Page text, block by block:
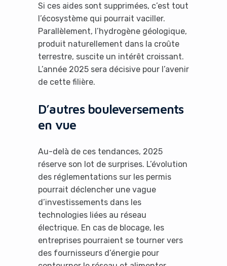
Si ces aides sont supprimées, c’est tout
l’écosystème qui pourrait vaciller.
Parallèlement, l’hydrogène géologique,
produit naturellement dans la croûte
terrestre, suscite un intérêt croissant.
L’année 2025 sera décisive pour l’avenir
de cette filière.
D’autres bouleversements
en vue
Au-delà de ces tendances, 2025
réserve son lot de surprises. L’évolution
des réglementations sur les permis
pourrait déclencher une vague
d’investissements dans les
technologies liées au réseau
électrique. En cas de blocage, les
entreprises pourraient se tourner vers
des fournisseurs d’énergie pour